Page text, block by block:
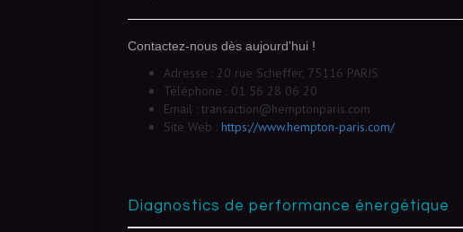
Contactez-nous dès aujourd'hui !
Adresse : 20 rue Scheffer, 75116 PARIS
Téléphone : 01 56 28 06 20
Email : transaction@hemptonparis.com
Site Web : https://www.hempton-paris.com/
diagnostics de performance énergétique